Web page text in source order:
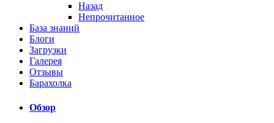
Назад
Непрочитанное
База знаний
Блоги
Загрузки
Галерея
Отзывы
Барахолка
Обзор